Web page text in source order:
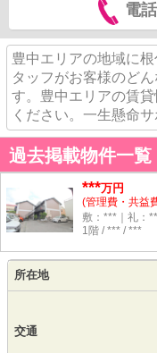
電
豊中エリアの地域に
タッフがお客様のど
す。豊中エリアの賃
ください。一生懸命
過去掲載物件一覧
***万円
(管理費・共益
敷：***｜礼：
1階 / *** / ***
所在地
交通